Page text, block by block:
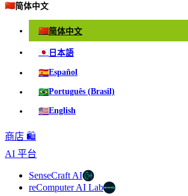
🇨🇳简体中文
🇨🇳简体中文
🇯🇵 日本語
🇪🇸Español
🇧🇷Português (Brasil)
🇺🇸English
商店 🛍️
AI 平台
SenseCraft AI
reComputer AI Lab